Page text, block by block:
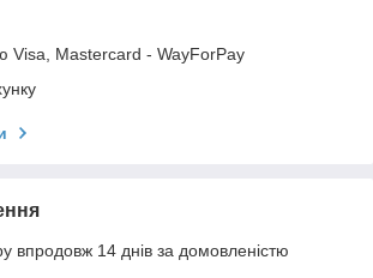
Visa, Mastercard - WayForPay
впродовж 14 днів за домовленістю